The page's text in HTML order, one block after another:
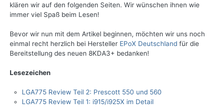
klären wir auf den folgenden Seiten. Wir wünschen ihnen wie
immer viel Spaß beim Lesen!
Bevor wir nun mit dem Artikel beginnen, möchten wir uns noch
einmal recht herzlich bei Hersteller EPoX Deutschland für die
Bereitstellung des neuen 8KDA3+ bedanken!
Lesezeichen
LGA775 Review Teil 2: Prescott 550 und 560
LGA775 Review Teil 1: i915/i925X im Detail